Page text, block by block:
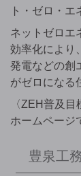
ト・ゼロ・エ
ネットゼロエ
効率化により
発電などの創
がゼロになる
〈ZEH普及目
ホームページ
豊泉工